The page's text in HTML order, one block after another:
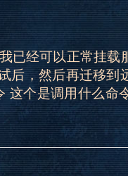
已经可以正常挂载
后，然后再迁移到
这个是调用什么命